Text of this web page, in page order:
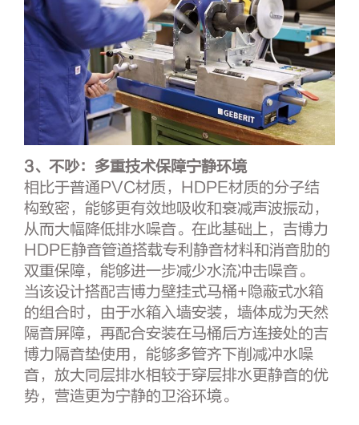
3、不吵：多重技术保障宁静环境
相比于普通PVC材质，HDPE材质的分子结
构致密，能够更有效地吸收和衰减声波振动，
从而大幅降低排水噪音。在此基础上，吉博力
HDPE静音管道搭载专利静音材料和消音肋的
双重保障，能够进一步减少水流冲击噪音。
当该设计搭配吉博力壁挂式马桶+隐蔽式水箱
的组合时，由于水箱入墙安装，墙体成为天然
隔音屏障，再配合安装在马桶后方连接处的吉
博力隔音垫使用，能够多管齐下削减冲水噪
音，放大同层排水相较于穿层排水更静音的优
势，营造更为宁静的卫浴环境。